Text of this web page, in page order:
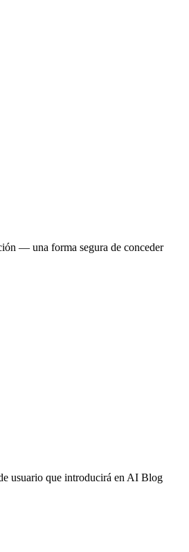
— una forma segura de conceder
usuario que introducirá en AI Blog